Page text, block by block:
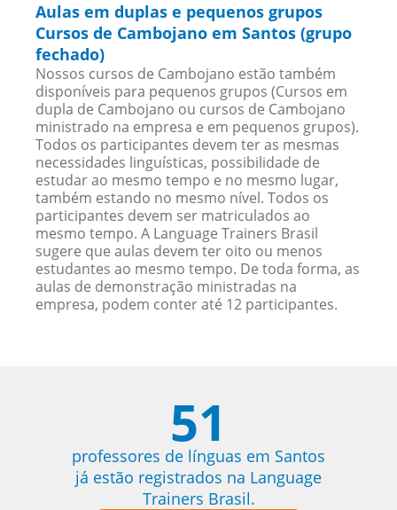
Aulas em duplas e pequenos grupos
Cursos de Cambojano em Santos (grupo
fechado)
Nossos cursos de Cambojano estão também
disponíveis para pequenos grupos (Cursos em
dupla de Cambojano ou cursos de Cambojano
ministrado na empresa e em pequenos grupos).
Todos os participantes devem ter as mesmas
necessidades linguísticas, possibilidade de
estudar ao mesmo tempo e no mesmo lugar,
também estando no mesmo nível. Todos os
participantes devem ser matriculados ao
mesmo tempo. A Language Trainers Brasil
sugere que aulas devem ter oito ou menos
estudantes ao mesmo tempo. De toda forma, as
aulas de demonstração ministradas na
empresa, podem conter até 12 participantes.
51
professores de línguas em Santos
já estão registrados na Language
Trainers Brasil.